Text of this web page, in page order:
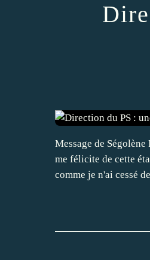
Message de
me félicite de cette
comme je n'ai cessé